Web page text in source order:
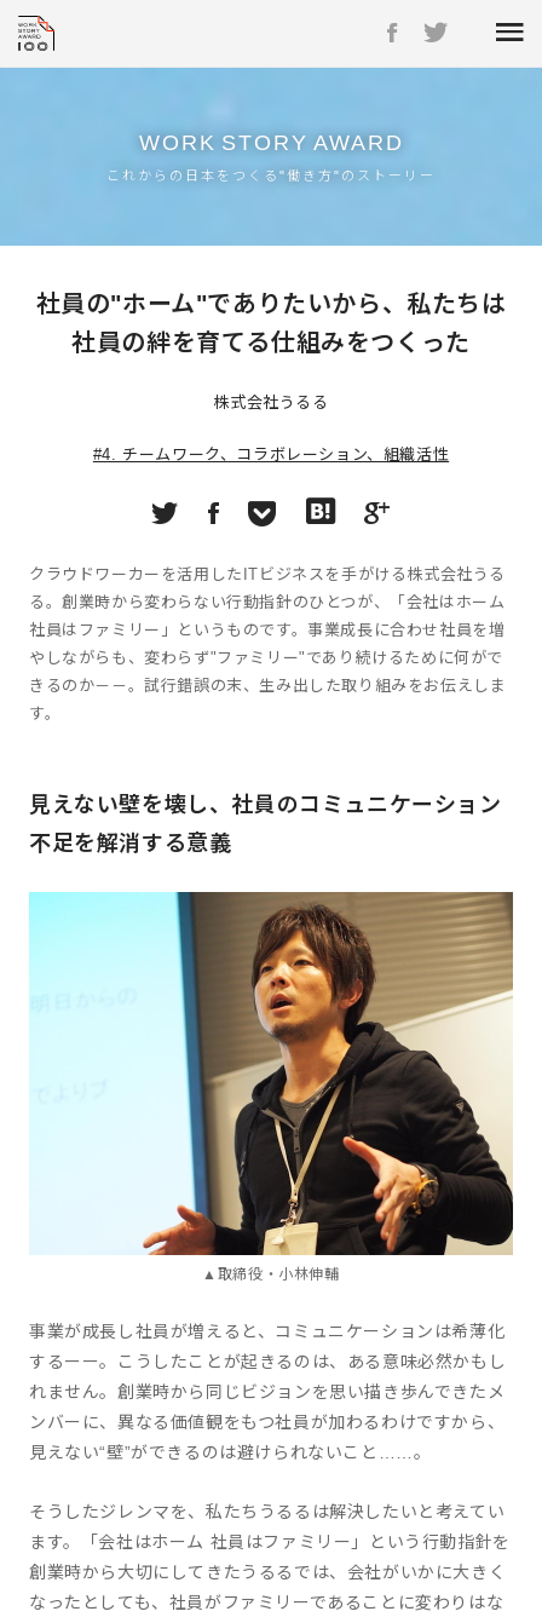
WORK STORY AWARD
これからの日本をつくる"働き方"のストーリー
社員の"ホーム"でありたいから、私たちは
社員の絆を育てる仕組みをつくった
株式会社うるる
#4. チームワーク、コラボレーション、組織活性
クラウドワーカーを活用したITビジネスを手がける株式会社うる
る。創業時から変わらない行動指針のひとつが、「会社はホーム
社員はファミリー」というものです。事業成長に合わせ社員を増
やしながらも、変わらず"ファミリー"であり続けるために何がで
きるのか－－。試行錯誤の末、生み出した取り組みをお伝えしま
す。
見えない壁を壊し、社員のコミュニケーション
不足を解消する意義
▲取締役・小林伸輔
事業が成長し社員が増えると、コミュニケーションは希薄化
するーー。こうしたことが起きるのは、ある意味必然かもし
れません。創業時から同じビジョンを思い描き歩んできたメ
ンバーに、異なる価値観をもつ社員が加わるわけですから、
見えない“壁”ができるのは避けられないこと……。
そうしたジレンマを、私たちうるるは解決したいと考えてい
ます。「会社はホーム 社員はファミリー」という行動指針を
創業時から大切にしてきたうるるでは、会社がいかに大きく
なったとしても、社員がファミリーであることに変わりはな